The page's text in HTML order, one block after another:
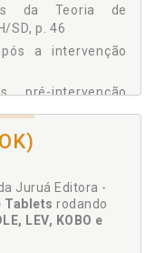
E AS RELAÇÕES
ARTE, p. 49
UMA RELAÇÃO
p. 51
ESTÉTICA NA
ESTÉTICA, p.
VIGOTSKI, SEU
p. 57
DA ARTE, p. 60
da Teoria de
SD, p. 46
a intervenção
pré-intervenção
afetivos após a
as relações entre
Juruá Editora -
Tablets rodando
LEV, KOBO e